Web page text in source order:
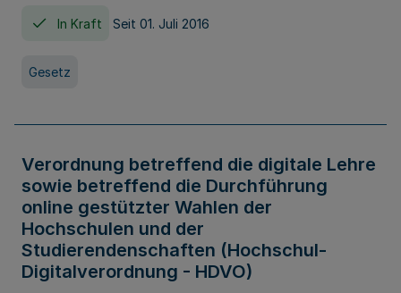
In Kraft Seit 01. Juli 2016
Gesetz
Verordnung betreffend die digitale Lehre
sowie betreffend die Durchführung
online gestützter Wahlen der
Hochschulen und der
Studierendenschaften (Hochschul-
Digitalverordnung - HDVO)